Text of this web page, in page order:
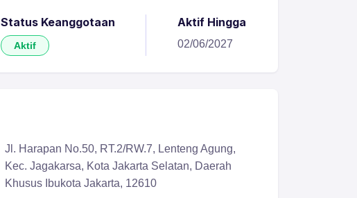
Status Keanggotaan
Aktif
Aktif Hingga
02/06/2027
Jl. Harapan No.50, RT.2/RW.7, Lenteng Agung,
Kec. Jagakarsa, Kota Jakarta Selatan, Daerah
Khusus Ibukota Jakarta, 12610